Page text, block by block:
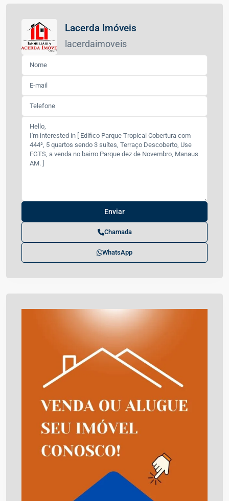
Lacerda Imóveis
lacerdaimoveis
Chamada
WhatsApp